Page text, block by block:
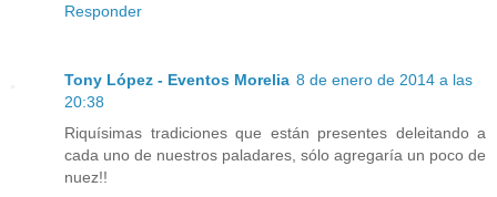
Responder
Tony López - Eventos Morelia 8 de enero de 2014 a las
20:38
Riquísimas tradiciones que están presentes deleitando a
cada uno de nuestros paladares, sólo agregaría un poco de
nuez!!